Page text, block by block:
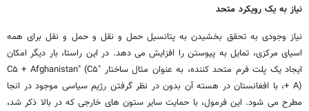
نیاز به یک رویکرد متحد
نیاز وجودی به تحقق بخشیدن به پتانسیل حمل و نقل و حمل و نقل برای همه
اسیای مرکزی، تمایل به پیوستن را افزایش می دهد. در این راستا، بار دیگر امکان
ایجاد یک پلت فرم متحد کننده، به عنوان مثال ساختار "C۵ + Afghanistan" (C۵
+ A)، با افغانستان در هسته آن بدون در نظر گرفتن رژیم سیاسی موجود در انجا
مطرح می شود. این فرمول، با حمایت سایر ستون های خارجی که در بالا ذکر شد،